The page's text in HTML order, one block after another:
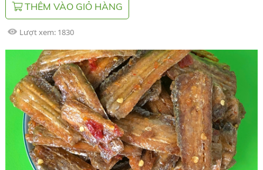
THÊM VÀO GIỎ HÀNG
Lượt xem: 1830